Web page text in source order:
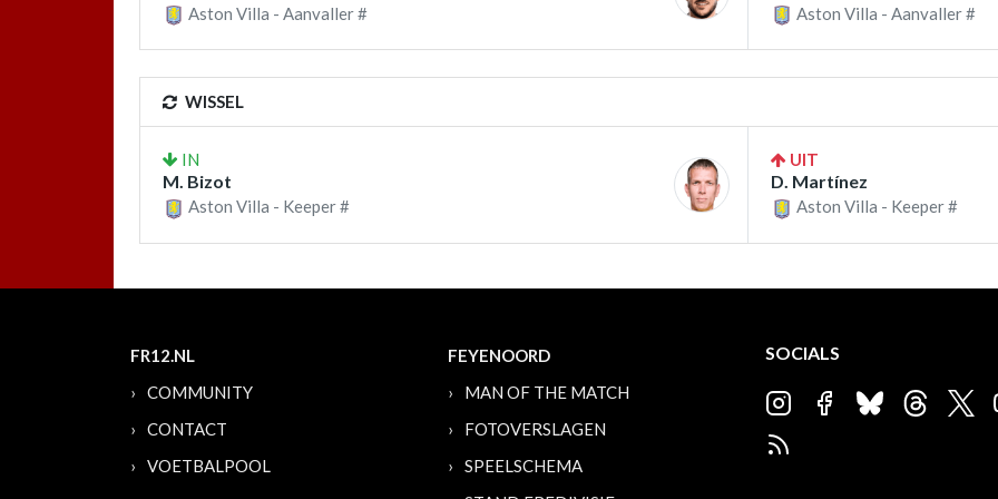
Aston Villa - Aanvaller # Aston Villa - Aanvaller #
WISSEL
IN
M. Bizot
Aston Villa - Keeper #
UIT
D. Martínez
Aston Villa - Keeper #
FR12.NL
COMMUNITY
CONTACT
VOETBALPOOL
FEYENOORD
MAN OF THE MATCH
FOTOVERSLAGEN
SPEELSCHEMA
SOCIALS